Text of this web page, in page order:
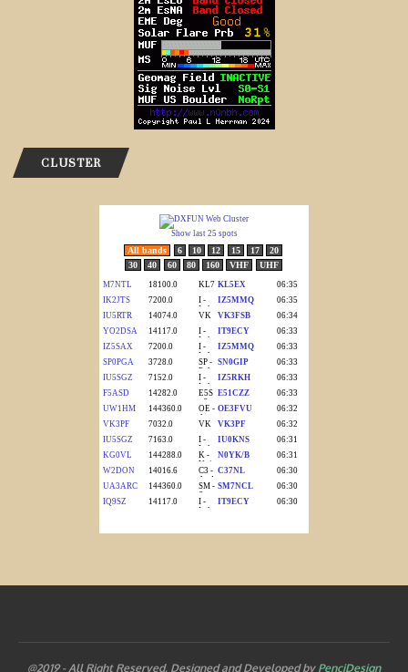
CLUSTER
@2019 - All Right Reserved. Designed and Developed by PenciDesign